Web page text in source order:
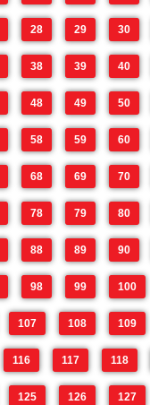
28 29 30
38 39 40
48 49 50
58 59 60
68 69 70
78 79 80
88 89 90
98 99 100
107 108 109
116 117 118
125 126 127